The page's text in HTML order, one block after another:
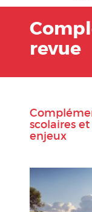
revue
scolaires
enjeux